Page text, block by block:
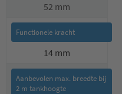
52 mm
14 mm